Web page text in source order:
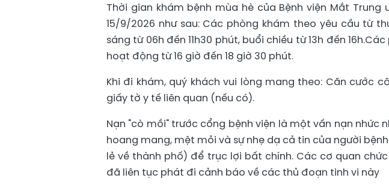
Thời gian khám bệnh mùa hè của Bệnh viện Mắt
15/9/2026 như sau: Các phòng khám theo yêu cầu từ
sáng từ 06h đến 11h30 phút, buổi chiều từ 13h đến 16h.Các
hoạt động từ 16 giờ đến 18 giờ 30 phút.
Khi đi khám, quý khách vui lòng mang theo: Căn cước
giấy tờ y tế liên quan (nếu có).
Nạn "cò mồi" trước cổng bệnh viện là một vấn nạn nhức
hoang mang, mệt mỏi và sự nhẹ dạ cả tin của người
lẻ về thành phố) để trục lợi bất chính. Các cơ quan
đã liên tục phát đi cảnh báo về các thủ đoạn tinh vi này